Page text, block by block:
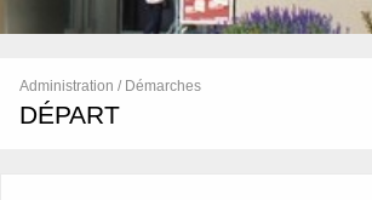
Administration / Démarches
DÉPART